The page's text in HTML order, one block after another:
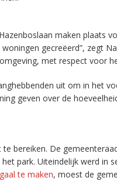
maken plaats
gecreëerd”, zegt
met respect voor
uit om in het
geven over de
bereiken. De
park. Uiteindelijk werd in
te maken, moest de